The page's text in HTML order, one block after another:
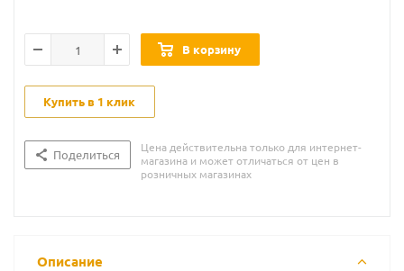
В корзину
Купить в 1 клик
Поделиться
Цена действительна только для интернет-
магазина и может отличаться от цен в
розничных магазинах
Описание